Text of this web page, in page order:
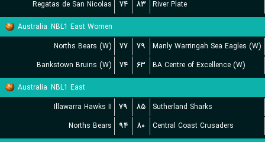
Regatas de San Nicolas
۷۴ ۸۳
River Plate
Australia NBL1 East Women
Norths Bears (W)
۷۷ ۷۹
Manly Warringah Sea Eagles (W)
Bankstown Bruins (W)
۷۴ ۶۳
BA Centre of Excellence (W)
Australia NBL1 East
Illawarra Hawks II
۷۹ ۸۵
Sutherland Sharks
Norths Bears
۹۴ ۸۰
Central Coast Crusaders